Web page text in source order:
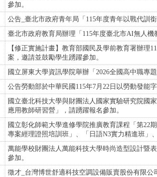
參加。
公告_臺北市政府青年局「115年度青年以戰代訓
臺北市政府教育局辦理「115年度臺北市AI無人機
【修正實施計畫】教育部國民及學前教育署辦理
案，邀請並鼓勵學生踴躍參加。
國立屏東大學資訊學院舉辦「2026全國高中職專
公告勞動部於中華民國115年7月22日以勞動發能
國立臺北科技大學與財團法人國家實驗研究院國
應用教師研習營」，請踴躍報名參加。
國立彰化師範大學進修學院推廣教育課程「第22
專案經理證照培訓班」、「日語N3實力精進班」
萬能學校財團法人萬能科技大學時尚造型設計暨
參加。
徵才_台灣博世舒適科技空調設備販賣股份有限公